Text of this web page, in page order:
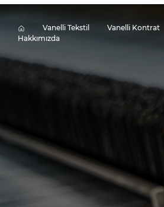
Vanelli Tekstil Vanelli Kontrat
Hakkımızda